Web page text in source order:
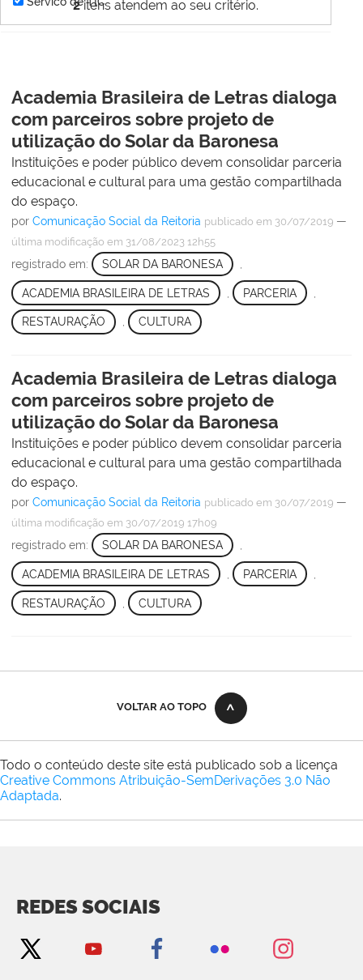
2itens atendem ao seu critério.
Academia Brasileira de Letras dialoga
com parceiros sobre projeto de
utilização do Solar da Baronesa
Instituições e poder público devem consolidar parceria
educacional e cultural para uma gestão compartilhada
do espaço.
por Comunicação Social da Reitoria publicado em 30/07/2019 —
última modificação em 31/08/2023 12h55
registrado em: SOLAR DA BARONESA
ACADEMIA BRASILEIRA DE LETRAS PARCERIA
RESTAURAÇÃO , CULTURA
Academia Brasileira de Letras dialoga
com parceiros sobre projeto de
utilização do Solar da Baronesa
Instituições e poder público devem consolidar parceria
educacional e cultural para uma gestão compartilhada
do espaço.
por Comunicação Social da Reitoria publicado em 30/07/2019 —
última modificação em 30/07/2019 17h09
registrado em: SOLAR DA BARONESA
ACADEMIA BRASILEIRA DE LETRAS PARCERIA
RESTAURAÇÃO CULTURA
VOLTAR AO TOPO
Todo o conteúdo deste site está publicado sob a licença
Creative Commons Atribuição-SemDerivações 3.0 Não
Adaptada.
REDES SOCIAIS